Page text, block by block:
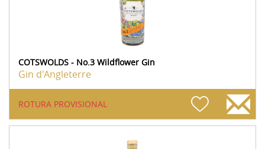
COTSWOLDS - No.3 Wildflower Gin
Gin d'Angleterre
ROTURA PROVISIONAL